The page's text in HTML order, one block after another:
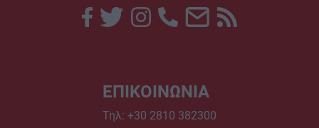
ΕΠΙΚΟΙΝΩΝΙΑ
Τηλ: +30 2810 382300